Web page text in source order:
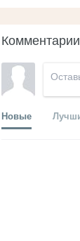
Комментарии
Новые